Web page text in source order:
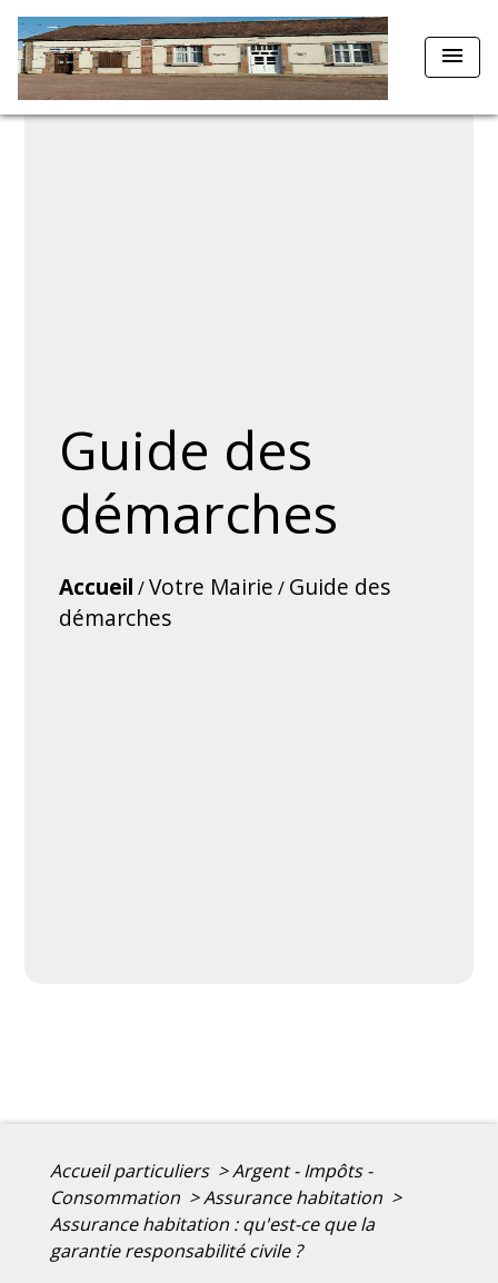
menu
Guide des
démarches
Accueil /Votre Mairie / Guide des
démarches
Accueil particuliers >Argent - Impôts -
Consommation >Assurance habitation >
Assurance habitation : qu'est-ce que la
garantie responsabilité civile ?